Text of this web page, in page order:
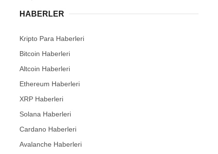
HABERLER
Kripto Para Haberleri
Bitcoin Haberleri
Altcoin Haberleri
Ethereum Haberleri
XRP Haberleri
Solana Haberleri
Cardano Haberleri
Avalanche Haberleri